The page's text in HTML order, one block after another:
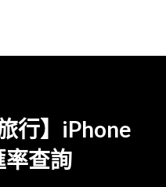
行】iPhone
率查詢